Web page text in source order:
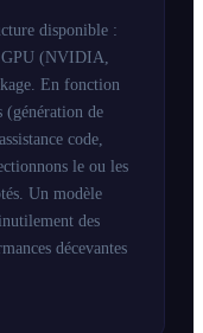
disponible :
GPU (NVIDIA,
En fonction
(génération de
code,
le ou les
Un modèle
des
décevantes